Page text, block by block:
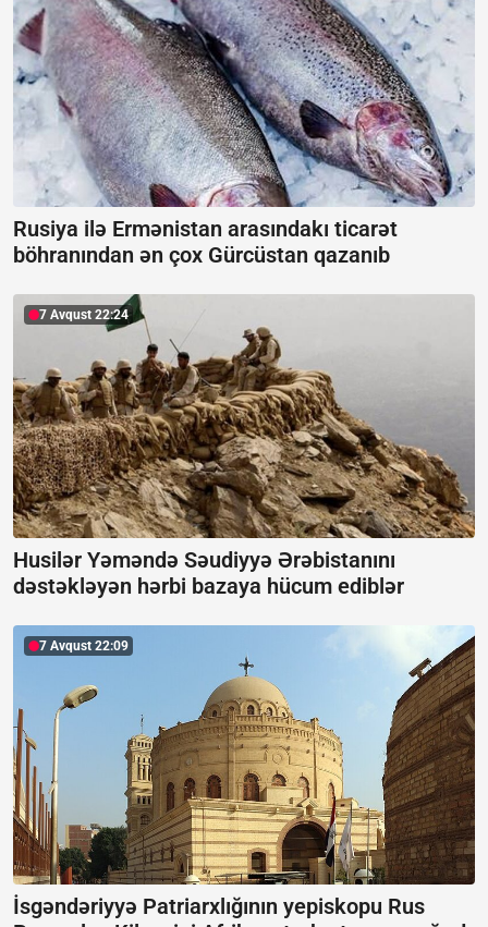
Rusiya ilə Ermənistan arasındakı ticarət
böhranından ən çox Gürcüstan qazanıb
7 Avqust 22:24
Husilər Yəməndə Səudiyyə Ərəbistanını
dəstəkləyən hərbi bazaya hücum ediblər
7 Avqust 22:09
İsgəndəriyyə Patriarxlığının yepiskopu Rus